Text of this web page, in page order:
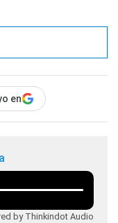
en
by Thinkindot Audio